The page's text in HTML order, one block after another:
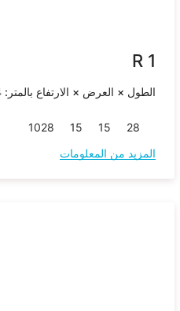
R 1
الطول × العرض × الارتفاع بالمتر: 6.4 x 5.6 x 2.9
28
15
15
28
10
المزيد من المعلومات